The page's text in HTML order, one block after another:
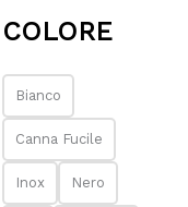
COLORE
Bianco
Canna Fucile
Inox Nero